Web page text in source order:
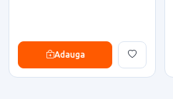
Adauga